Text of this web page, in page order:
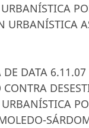
URBANÍSTICA
DE DATA
CONTRA